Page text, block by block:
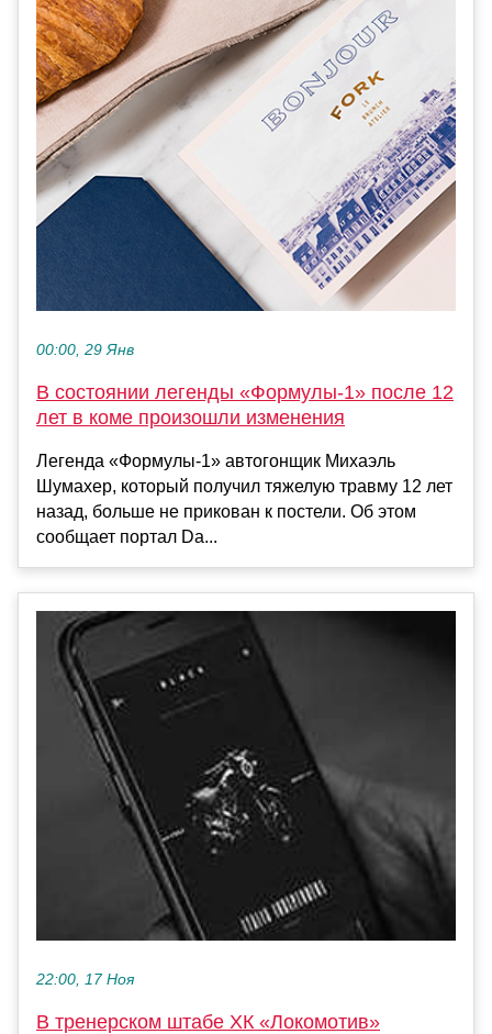
00:00, 29 Янв
В состоянии легенды «Формулы-1» после 12
лет в коме произошли изменения
Легенда «Формулы-1» автогонщик Михаэль
Шумахер, который получил тяжелую травму 12 лет
назад, больше не прикован к постели. Об этом
сообщает портал Da...
22:00, 17 Ноя
В тренерском штабе ХК «Локомотив»